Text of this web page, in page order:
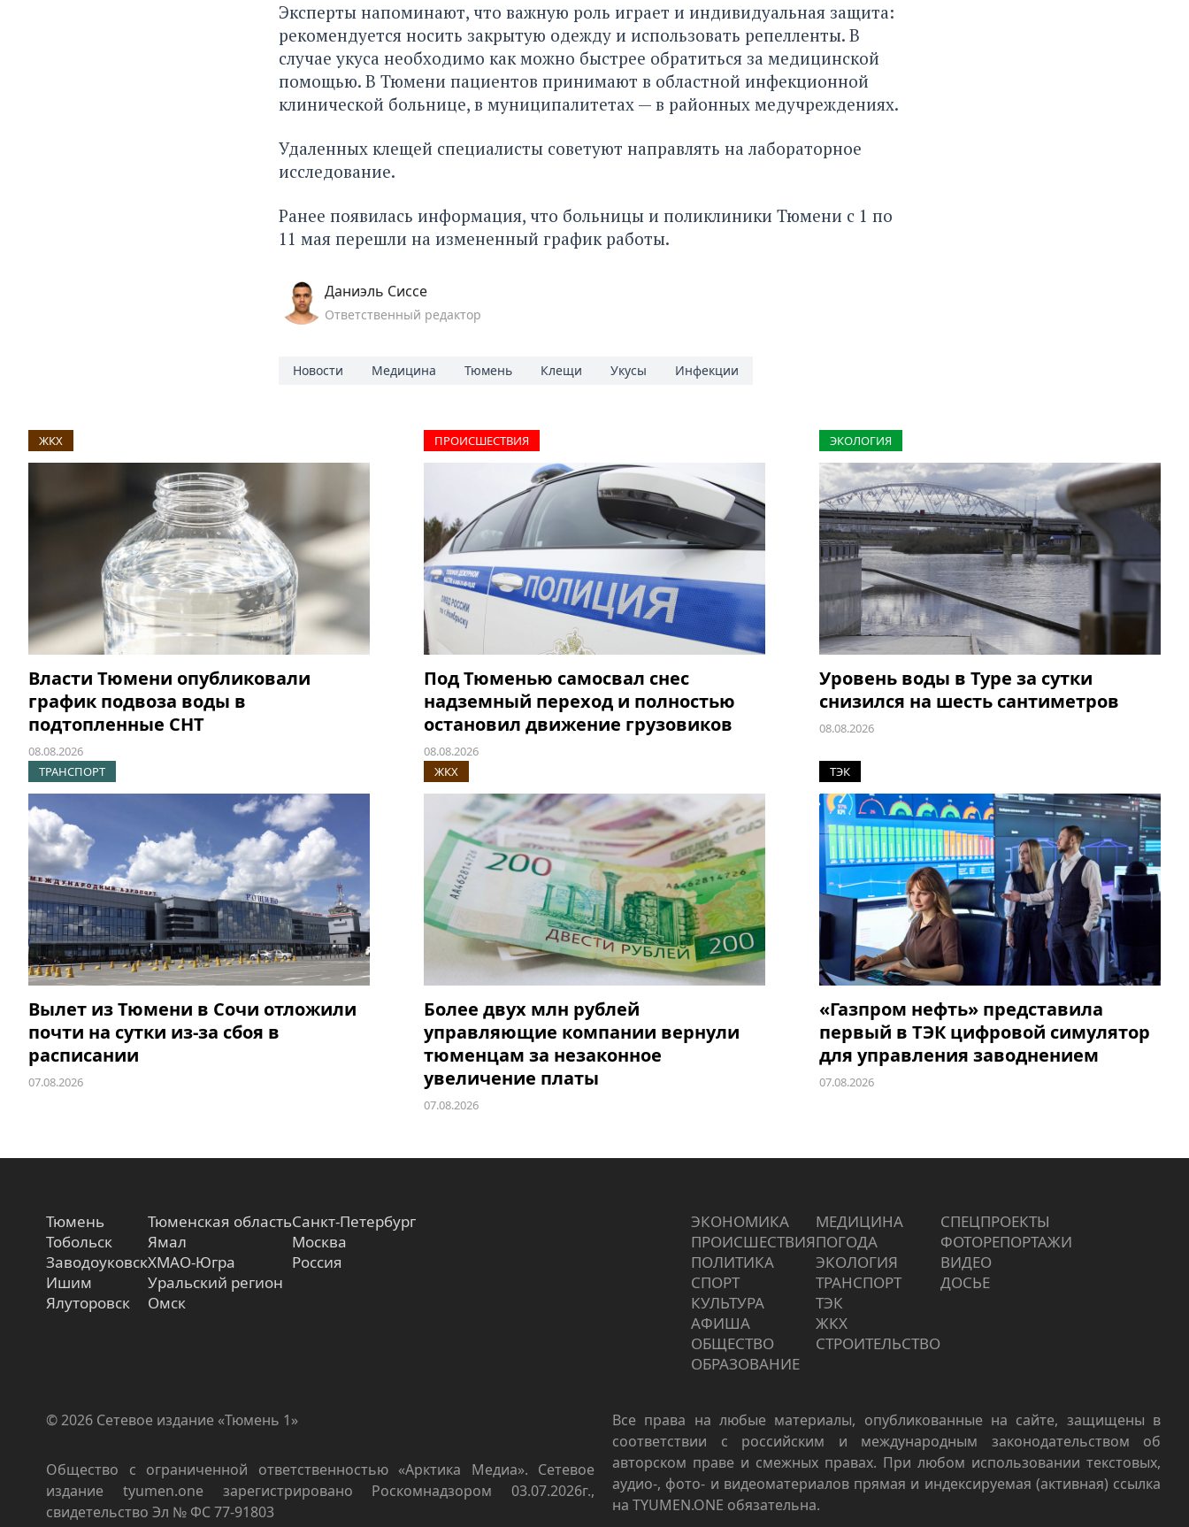
Эксперты напоминают, что важную роль играет и индивидуальная защита:
рекомендуется носить закрытую одежду и использовать репелленты. В
случае укуса необходимо как можно быстрее обратиться за медицинской
помощью. В Тюмени пациентов принимают в областной инфекционной
клинической больнице, в муниципалитетах — в районных медучреждениях.
Удаленных клещей специалисты советуют направлять на лабораторное
исследование.
Ранее появилась информация, что больницы и поликлиники Тюмени с 1 по
11 мая перешли на измененный график работы.
Даниэль Сиссе
Ответственный редактор
Новости Медицина Тюмень Клещи Укусы Инфекции
ЖКХ
Власти Тюмени опубликовали
график подвоза воды в
подтопленные СНТ
08.08.2026
ПРОИCШЕСТВИЯ
Под Тюменью самосвал снес
надземный переход и полностью
остановил движение грузовиков
08.08.2026
ЭКОЛОГИЯ
Уровень воды в Туре за сутки
снизился на шесть сантиметров
08.08.2026
ТРАНСПОРТ
Вылет из Тюмени в Сочи отложили
почти на сутки из-за сбоя в
расписании
07.08.2026
ЖКХ
Более двух млн рублей
управляющие компании вернули
тюменцам за незаконное
увеличение платы
07.08.2026
ТЭК
«Газпром нефть» представила
первый в ТЭК цифровой симулятор
для управления заводнением
07.08.2026
Тюмень
Тобольск
Заводоуковск
Ишим
Ялуторовск
Тюменская область
Ямал
ХМАО-Югра
Уральский регион
Омск
Санкт-Петербург
Москва
Россия
ЭКОНОМИКА
ПРОИCШЕСТВИЯ
ПОЛИТИКА
СПОРТ
КУЛЬТУРА
АФИША
ОБЩЕСТВО
ОБРАЗОВАНИЕ
МЕДИЦИНА
ПОГОДА
ЭКОЛОГИЯ
ТРАНСПОРТ
ТЭК
ЖКХ
СТРОИТЕЛЬСТВО
СПЕЦПРОЕКТЫ
ФОТОРЕПОРТАЖИ
ВИДЕО
ДОСЬЕ
© 2026 Сетевое издание «Тюмень 1»
Общество с ограниченной ответственностью «Арктика Медиа». Сетевое
издание tyumen.one зарегистрировано Роскомнадзором 03.07.2026г.,
свидетельство Эл № ФС 77-91803
Все права на любые материалы, опубликованные на сайте, защищены в
соответствии с российским и международным законодательством об
авторском праве и смежных правах. При любом использовании текстовых,
аудио-, фото- и видеоматериалов прямая и индексируемая (активная) ссылка
на TYUMEN.ONE обязательна.